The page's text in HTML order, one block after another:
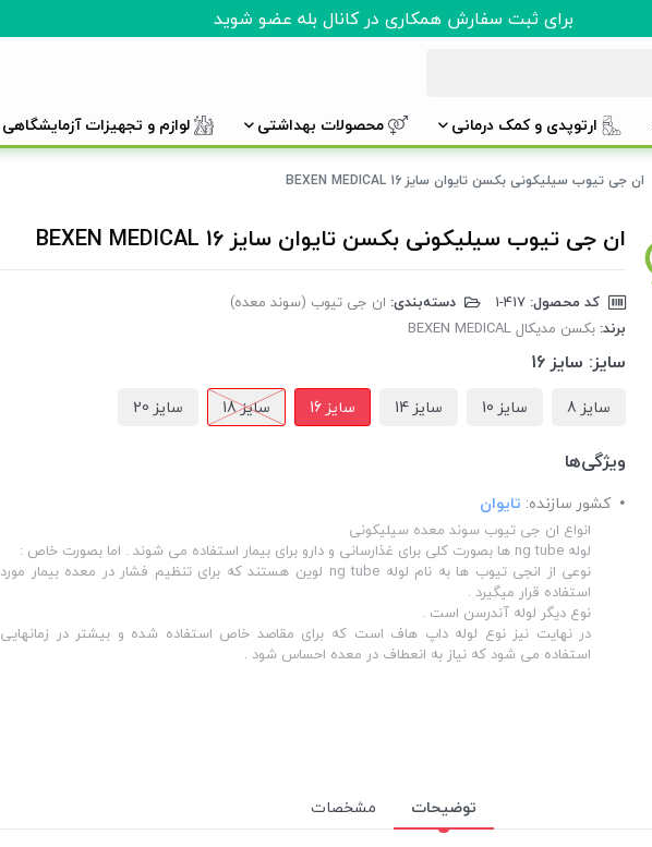
برای ثبت سفارش همکاری در کانال بله عضو شوید
ارتوپدی و کمک درمانی محصولات بهداشتی لوازم و تجهیزات آزمایشگاهی
ان جی تیوب سیلیکونی بکسن تایوان سایز 16 BEXEN MEDICAL
ان جی تیوب سیلیکونی بکسن تایوان سایز 16 BEXEN MEDICAL
کد محصول: دسته‌بندی: ان جی تیوب (سوند معده)
برند: بکسن مدیکال BEXEN MEDICAL
سایز: سایز 16
سایز 8 سایز 10 سایز 14 سایز 16 سایز 18 سایز 20
ویژگی‌ها
کشور سازنده: تایوان
انواع ان جی تیوب سوند معده سیلیکونی
لوله ng tube ها بصورت کلی برای غذارسانی و دارو برای بیمار استفاده می شوند . اما بصورت خاص :
نوعی از انجی تیوب ها به نام لوله ng tube لوین هستند که برای تنظیم فشار در معده بیمار مورد
استفاده قرار میگیرد .
نوع دیگر لوله آندرسن است .
در نهایت نیز نوع لوله داپ هاف است که برای مقاصد خاص استفاده شده و بیشتر در زمانهایی
استفاده می شود که نیاز به انعطاف در معده احساس شود .
توضیحات مشخصات